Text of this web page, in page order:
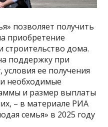
позволяет получить
приобретение
строительство дома.
поддержку при
ее получения
необходимые
и размер выплаты
– в материале РИА
семья» в 2025 году